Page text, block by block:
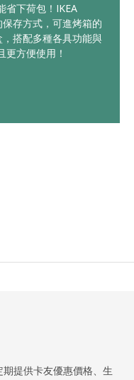
省下荷包！IKEA
存方式，可進烤箱的
搭配多種各具功能與
方便使用！
提供卡友優惠價格、生